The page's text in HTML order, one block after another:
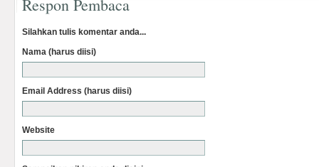
Respon Pembaca
Silahkan tulis komentar anda...
Nama (harus diisi)
Email Address (harus diisi)
Website